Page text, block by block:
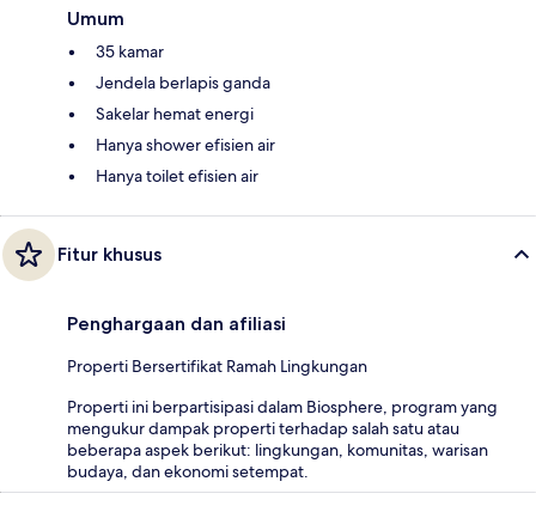
Umum
35 kamar
Jendela berlapis ganda
Sakelar hemat energi
Hanya shower efisien air
Hanya toilet efisien air
Fitur khusus
Penghargaan dan afiliasi
Properti Bersertifikat Ramah Lingkungan
Properti ini berpartisipasi dalam Biosphere, program yang
mengukur dampak properti terhadap salah satu atau
beberapa aspek berikut: lingkungan, komunitas, warisan
budaya, dan ekonomi setempat.